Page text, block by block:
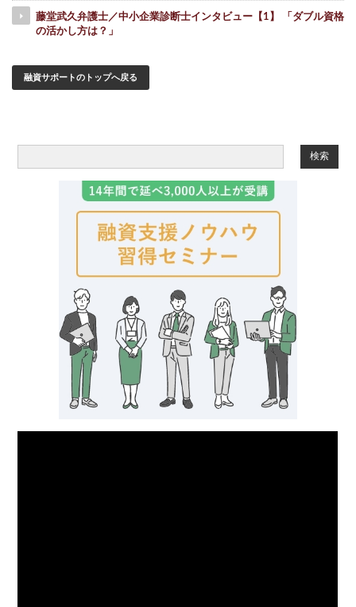
藤堂武久弁護士／中小企業診断士インタビュー【1】 「ダブル資格
の活かし方は？」
融資サポートのトップへ戻る